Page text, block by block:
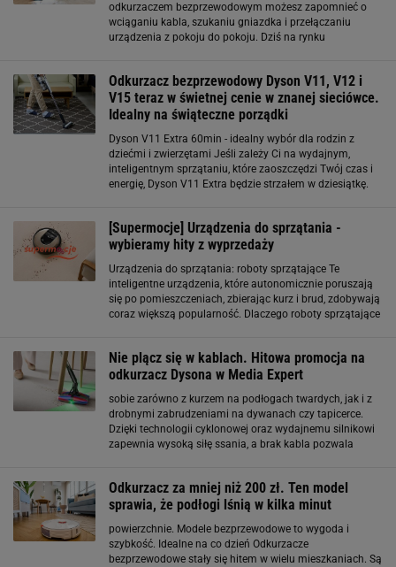
odkurzaczem bezprzewodowym możesz zapomnieć o
wciąganiu kabla, szukaniu gniazdka i przełączaniu
urządzenia z pokoju do pokoju. Dziś na rynku
Odkurzacz bezprzewodowy Dyson V11, V12 i
V15 teraz w świetnej cenie w znanej sieciówce.
Idealny na świąteczne porządki
Dyson V11 Extra 60min - idealny wybór dla rodzin z
dziećmi i zwierzętami Jeśli zależy Ci na wydajnym,
inteligentnym sprzątaniu, które zaoszczędzi Twój czas i
energię, Dyson V11 Extra będzie strzałem w dziesiątkę.
[Supermocje] Urządzenia do sprzątania -
wybieramy hity z wyprzedaży
Urządzenia do sprzątania: roboty sprzątające Te
inteligentne urządzenia, które autonomicznie poruszają
się po pomieszczeniach, zbierając kurz i brud, zdobywają
coraz większą popularność. Dlaczego roboty sprzątające
Nie plącz się w kablach. Hitowa promocja na
odkurzacz Dysona w Media Expert
sobie zarówno z kurzem na podłogach twardych, jak i z
drobnymi zabrudzeniami na dywanach czy tapicerce.
Dzięki technologii cyklonowej oraz wydajnemu silnikowi
zapewnia wysoką siłę ssania, a brak kabla pozwala
wnętrz
Odkurzacz za mniej niż 200 zł. Ten model
sprawia, że podłogi lśnią w kilka minut
powierzchnie. Modele bezprzewodowe to wygoda i
szybkość. Idealne na co dzień Odkurzacze
bezprzewodowe stały się hitem w wielu mieszkaniach. Są